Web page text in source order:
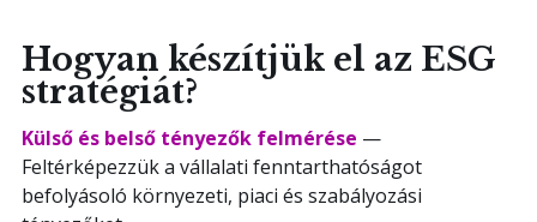
Hogyan készítjük el az ESG
stratégiát?
Külső és belső tényezők felmérése —
Feltérképezzük a vállalati fenntarthatóságot
befolyásoló környezeti, piaci és szabályozási